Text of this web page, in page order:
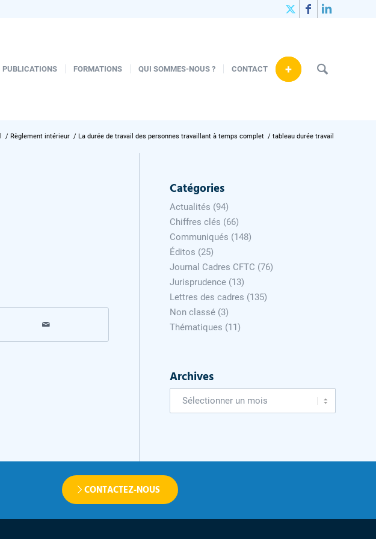
PUBLICATIONS FORMATIONS QUI SOMMES-NOUS ? CONTACT +
/ Règlement intérieur / La durée de travail des personnes travaillant à temps complet / tableau durée travail
Catégories
Actualités (94)
Chiffres clés (66)
Communiqués (148)
Éditos (25)
Journal Cadres CFTC (76)
Jurisprudence (13)
Lettres des cadres (135)
Non classé (3)
Thématiques (11)
Archives
CONTACTEZ-NOUS